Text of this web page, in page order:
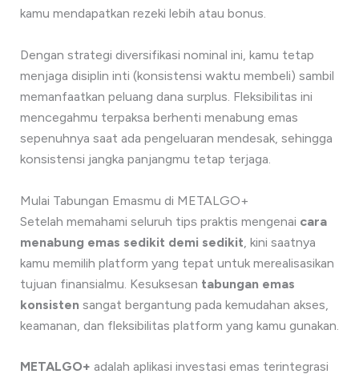
kamu mendapatkan rezeki lebih atau bonus.
Dengan strategi diversifikasi nominal ini, kamu tetap
menjaga disiplin inti (konsistensi waktu membeli) sambil
memanfaatkan peluang dana surplus. Fleksibilitas ini
mencegahmu terpaksa berhenti menabung emas
sepenuhnya saat ada pengeluaran mendesak, sehingga
konsistensi jangka panjangmu tetap terjaga.
Mulai Tabungan Emasmu di METALGO+
Setelah memahami seluruh tips praktis mengenai cara
menabung emas sedikit demi sedikit , kini saatnya
kamu memilih platform yang tepat untuk merealisasikan
tujuan finansialmu. Kesuksesan tabungan emas
konsisten sangat bergantung pada kemudahan akses,
keamanan, dan fleksibilitas platform yang kamu gunakan.
METALGO+ adalah aplikasi investasi emas terintegrasi